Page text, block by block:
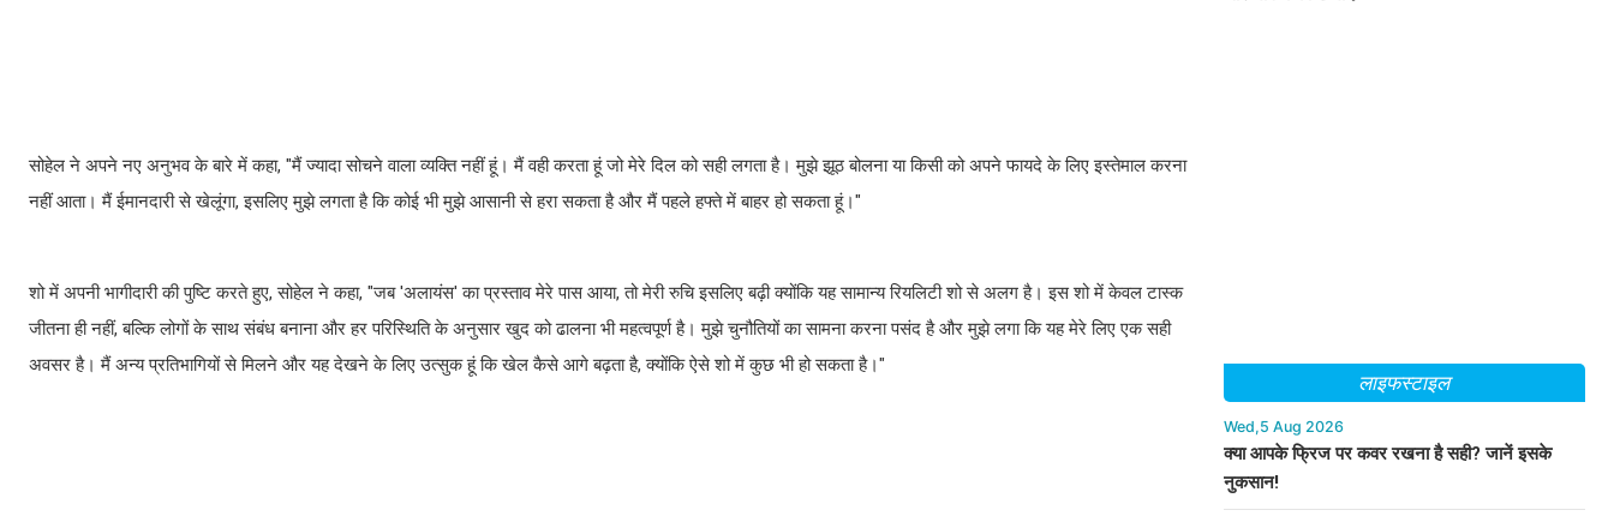
सोहेल ने अपने नए अनुभव के बारे में कहा, "मैं ज्यादा सोचने वाला व्यक्ति नहीं हूं। मैं वही करता हूं जो मेरे दिल को सही लगता है। मुझे झूठ बोलना या किसी को अपने फायदे के लिए इस्तेमाल करना
नहीं आता। मैं ईमानदारी से खेलूंगा, इसलिए मुझे लगता है कि कोई भी मुझे आसानी से हरा सकता है और मैं पहले हफ्ते में बाहर हो सकता हूं।"
शो में अपनी भागीदारी की पुष्टि करते हुए, सोहेल ने कहा, "जब 'अलायंस' का प्रस्ताव मेरे पास आया, तो मेरी रुचि इसलिए बढ़ी क्योंकि यह सामान्य रियलिटी शो से अलग है। इस शो में केवल टास्क
जीतना ही नहीं, बल्कि लोगों के साथ संबंध बनाना और हर परिस्थिति के अनुसार खुद को ढालना भी महत्वपूर्ण है। मुझे चुनौतियों का सामना करना पसंद है और मुझे लगा कि यह मेरे लिए एक सही
अवसर है। मैं अन्य प्रतिभागियों से मिलने और यह देखने के लिए उत्सुक हूं कि खेल कैसे आगे बढ़ता है, क्योंकि ऐसे शो में कुछ भी हो सकता है।"
लाइफस्टाइल
Wed,5 Aug 2026
क्या आपके फ्रिज पर कवर रखना है सही? जानें इसके
नुकसान!